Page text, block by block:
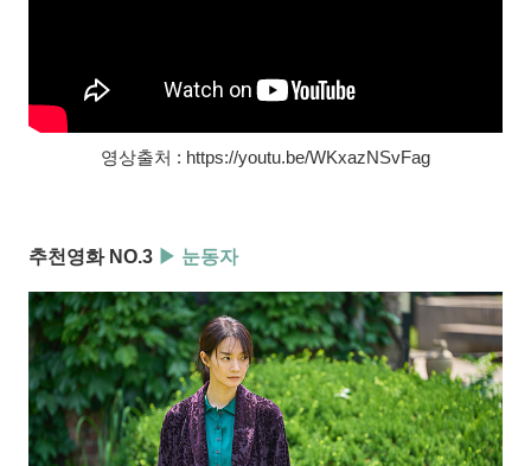
영상출처 : https://youtu.be/WKxazNSvFag
추천영화 NO.3 ▶ 눈동자